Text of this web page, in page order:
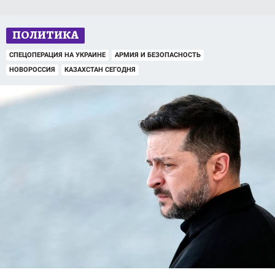
ПОЛИТИКА
СПЕЦОПЕРАЦИЯ НА УКРАИНЕ
АРМИЯ И БЕЗОПАСНОСТЬ
НОВОРОССИЯ
КАЗАХСТАН СЕГОДНЯ